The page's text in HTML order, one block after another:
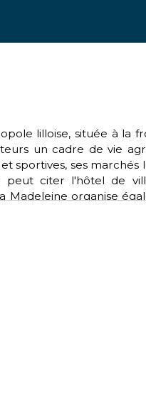
lilloise, située à la
un cadre de vie
sportives, ses
citer l'hôtel de
Madeleine organise
le salon du livre ou